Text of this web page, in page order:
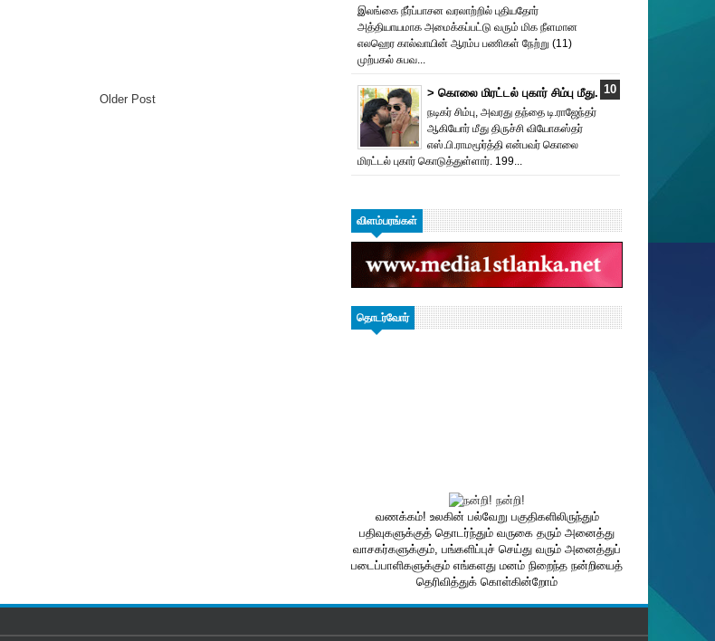
Older Post
இலங்கை நீர்ப்பாசன வரலாற்றில் புதியதோர்
அத்தியாயமாக அமைக்கப்பட்டு வரும் மிக நீளமான
எலஹெர கால்வாயின் ஆரம்ப பணிகள் நேற்று (11)
முற்பகல் சுபவ...
> கொலை மிரட்டல் புகார் சிம்பு மீது.
நடிகர் சிம்பு, அவரது தந்தை டி.ராஜேந்தர்
ஆகியோர் மீது திருச்சி வியோகஸ்தர்
எஸ்.பி.ராமமூர்த்தி என்பவர் கொலை
மிரட்டல் புகார் கொடுத்துள்ளார். 199...
விளம்பரங்கள்
தொடர்வோர்
வணக்கம்! உலகின் பல்வேறு பகுதிகளிலிருந்தும்
பதிவுகளுக்குத் தொடர்ந்தும் வருகை தரும் அனைத்து
வாசகர்களுக்கும், பங்களிப்புச் செய்து வரும் அனைத்துப்
படைப்பாளிகளுக்கும் எங்களது மனம் நிறைந்த நன்றியைத்
தெரிவித்துக் கொள்கின்றோம்